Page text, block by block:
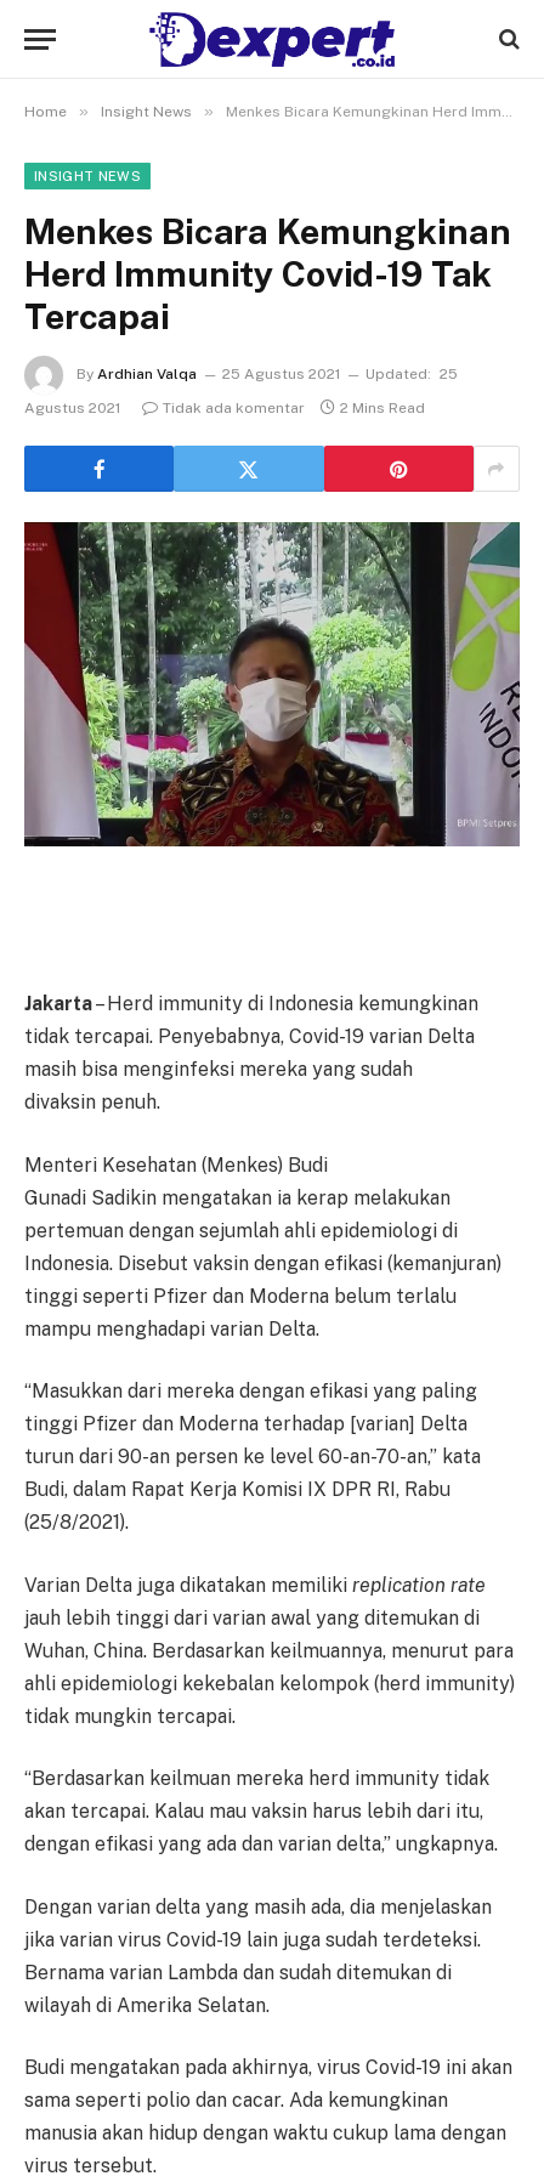
Home » Insight News » Menkes Bicara Kemungkinan Herd Immunity Covid-19 Tak Tercapai
INSIGHT NEWS
Menkes Bicara Kemungkinan
Herd Immunity Covid-19 Tak
Tercapai
By Ardhian Valqa 25 Agustus 2021 Updated: 25
Agustus 2021
Tidak ada komentar 2 Mins Read
Jakarta– Herd immunity di Indonesia kemungkinan
tidak tercapai. Penyebabnya, Covid-19 varian Delta
masih bisa menginfeksi mereka yang sudah
divaksin penuh.
Menteri Kesehatan (Menkes) Budi
Gunadi Sadikin mengatakan ia kerap melakukan
pertemuan dengan sejumlah ahli epidemiologi di
Indonesia. Disebut vaksin dengan efikasi (kemanjuran)
tinggi seperti Pfizer dan Moderna belum terlalu
mampu menghadapi varian Delta.
“Masukkan dari mereka dengan efikasi yang paling
tinggi Pfizer dan Moderna terhadap [varian] Delta
turun dari 90-an persen ke level 60-an-70-an,” kata
Budi, dalam Rapat Kerja Komisi IX DPR RI, Rabu
(25/8/2021).
Varian Delta juga dikatakan memiliki replication rate
jauh lebih tinggi dari varian awal yang ditemukan di
Wuhan, China. Berdasarkan keilmuannya, menurut para
ahli epidemiologi kekebalan kelompok (herd immunity)
tidak mungkin tercapai.
“Berdasarkan keilmuan mereka herd immunity tidak
akan tercapai. Kalau mau vaksin harus lebih dari itu,
dengan efikasi yang ada dan varian delta,” ungkapnya.
Dengan varian delta yang masih ada, dia menjelaskan
jika varian virus Covid-19 lain juga sudah terdeteksi.
Bernama varian Lambda dan sudah ditemukan di
wilayah di Amerika Selatan.
Budi mengatakan pada akhirnya, virus Covid-19 ini akan
sama seperti polio dan cacar. Ada kemungkinan
manusia akan hidup dengan waktu cukup lama dengan
virus tersebut.